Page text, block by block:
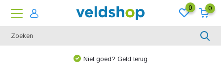
0 0
Niet goed? Geld terug